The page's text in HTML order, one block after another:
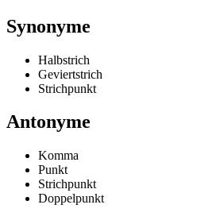
Synonyme
Halbstrich
Geviertstrich
Strichpunkt
Antonyme
Komma
Punkt
Strichpunkt
Doppelpunkt